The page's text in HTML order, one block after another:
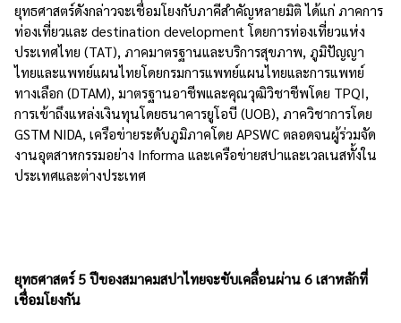
ยุทธศาสตร์ดังกล่าวจะเชื่อมโยงกับภาคีสำคัญหลายมิติ ได้แก่ ภาคการ
ท่องเที่ยวและ destination development โดยการท่องเที่ยวแห่ง
ประเทศไทย (TAT), ภาคมาตรฐานและบริการสุขภาพ, ภูมิปัญญา
ไทยและแพทย์แผนไทยโดยกรมการแพทย์แผนไทยและการแพทย์
ทางเลือก (DTAM), มาตรฐานอาชีพและคุณวุฒิวิชาชีพโดย TPQI,
การเข้าถึงแหล่งเงินทุนโดยธนาคารยูโอบี (UOB), ภาควิชาการโดย
GSTM NIDA, เครือข่ายระดับภูมิภาคโดย APSWC ตลอดจนผู้ร่วมจัด
งานอุตสาหกรรมอย่าง Informa และเครือข่ายสปาและเวลเนสทั้งใน
ประเทศและต่างประเทศ
ยุทธศาสตร์ 5 ปีของสมาคมสปาไทยจะขับเคลื่อนผ่าน 6 เสาหลักที่
เชื่อมโยงกัน